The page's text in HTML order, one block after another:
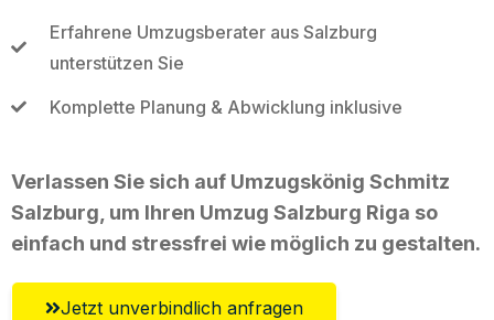
Erfahrene Umzugsberater aus Salzburg
unterstützen Sie
Komplette Planung & Abwicklung inklusive
Verlassen Sie sich auf Umzugskönig Schmitz
Salzburg, um Ihren Umzug Salzburg Riga so
einfach und stressfrei wie möglich zu gestalten.
Jetzt unverbindlich anfragen